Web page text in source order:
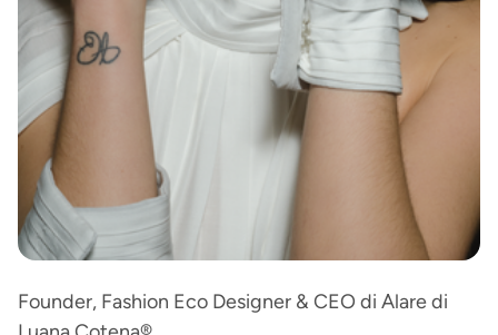
Founder, Fashion Eco Designer & CEO di Alare di